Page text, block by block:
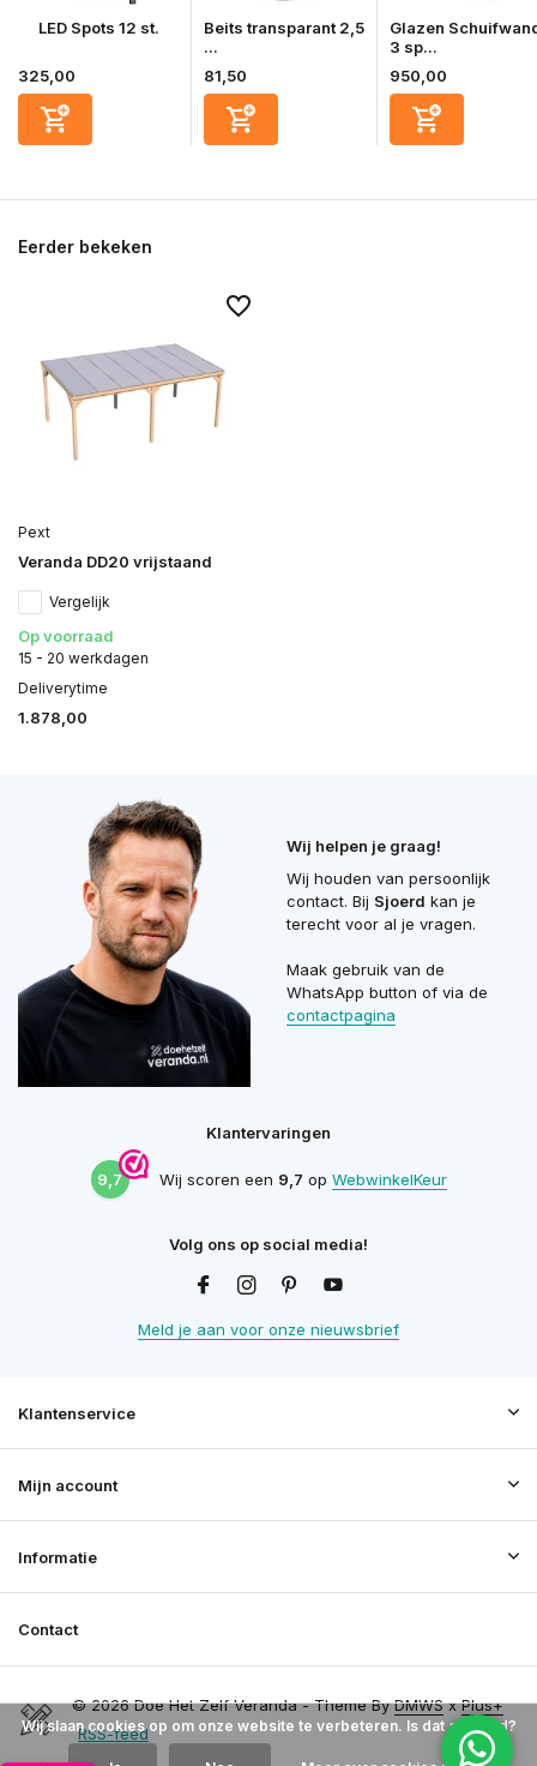
LED Spots 12 st.
325,00
Beits transparant 2,5
...
81,50
Glazen
3 sp...
950,00
Eerder bekeken
Pext
Veranda DD20 vrijstaand
Vergelijk
Op voorraad
15 - 20 werkdagen
Deliverytime
1.878,00
Wij helpen je graag!
Wij houden van persoonlijk
contact. Bij Sjoerd kan je
terecht voor al je vragen.
Maak gebruik van de
WhatsApp button of via de
contactpagina
Klantervaringen
9,7 Wij scoren een 9,7 op WebwinkelKeur
Volg ons op social media!
Meld je aan voor onze nieuwsbrief
Klantenservice
Mijn account
Informatie
Contact
© 2026 Doe Het Zelf Veranda - Theme ByDMWSxPlus+
RSS-feed
Wij slaan cookies op om onze website te verbeteren. Is dat akkoord?